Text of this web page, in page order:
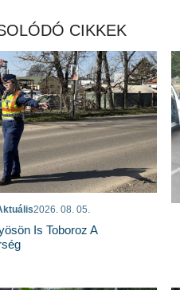
CIKKEK
2026. 08. 05.
Is Toboroz A